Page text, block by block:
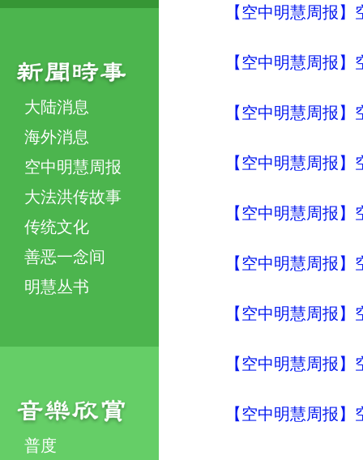
大陆消息
海外消息
空中明慧周报
大法洪传故事
传统文化
善恶一念间
明慧丛书
普度
【空中明慧周报
【空中明慧周报
【空中明慧周报
【空中明慧周报
【空中明慧周报
【空中明慧周报
【空中明慧周报
【空中明慧周报
【空中明慧周报